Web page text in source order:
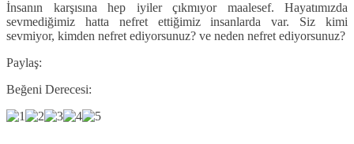
İnsanın karşısına hep iyiler çıkmıyor maalesef. Hayatımızda
sevmediğimiz hatta nefret ettiğimiz insanlarda var. Siz kimi
sevmiyor, kimden nefret ediyorsunuz? ve neden nefret ediyorsunuz?
Paylaş:
Beğeni Derecesi: